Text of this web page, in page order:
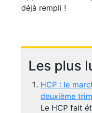
déjà rempli !
Les plus
HCP : le
deuxième
Le HCP fait